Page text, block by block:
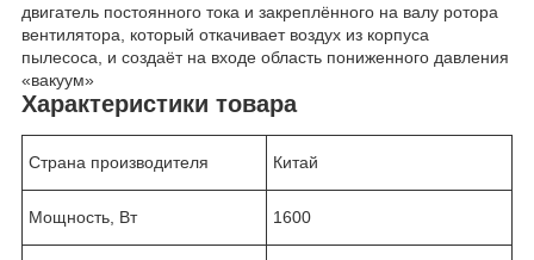
двигатель постоянного тока и закреплённого на валу ротора
вентилятора, который откачивает воздух из корпуса
пылесоса, и создаёт на входе область пониженного давления
«вакуум»
Характеристики товара
Страна производителя Китай
Мощность, Вт 1600